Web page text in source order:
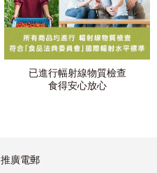
已進行幅射線物質檢查
食得安心放心
推廣電郵